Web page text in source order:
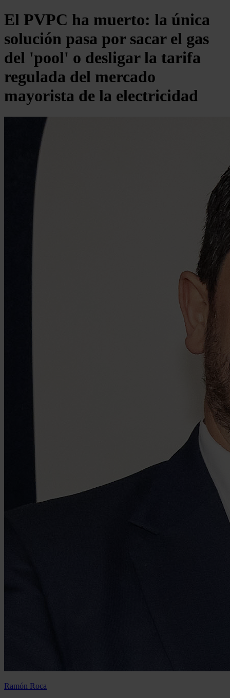
El PVPC ha muerto: la única
solución pasa por sacar el gas
del 'pool' o desligar la tarifa
regulada del mercado
mayorista de la electricidad
Ramón Roca